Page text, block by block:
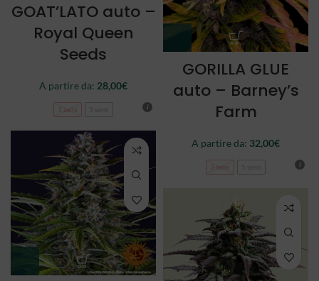
GOAT’LATO auto –
Royal Queen
Seeds
A partire da: 28,00€
3 semi
GORILLA GLUE
auto – Barney’s
Farm
A partire da: 32,00€
3 semi